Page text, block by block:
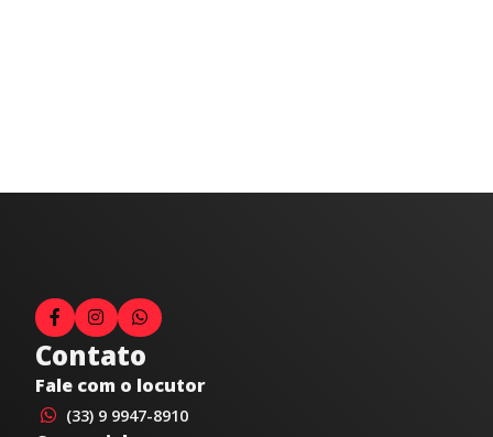
Contato
Fale com o locutor
(33) 9 9947-8910